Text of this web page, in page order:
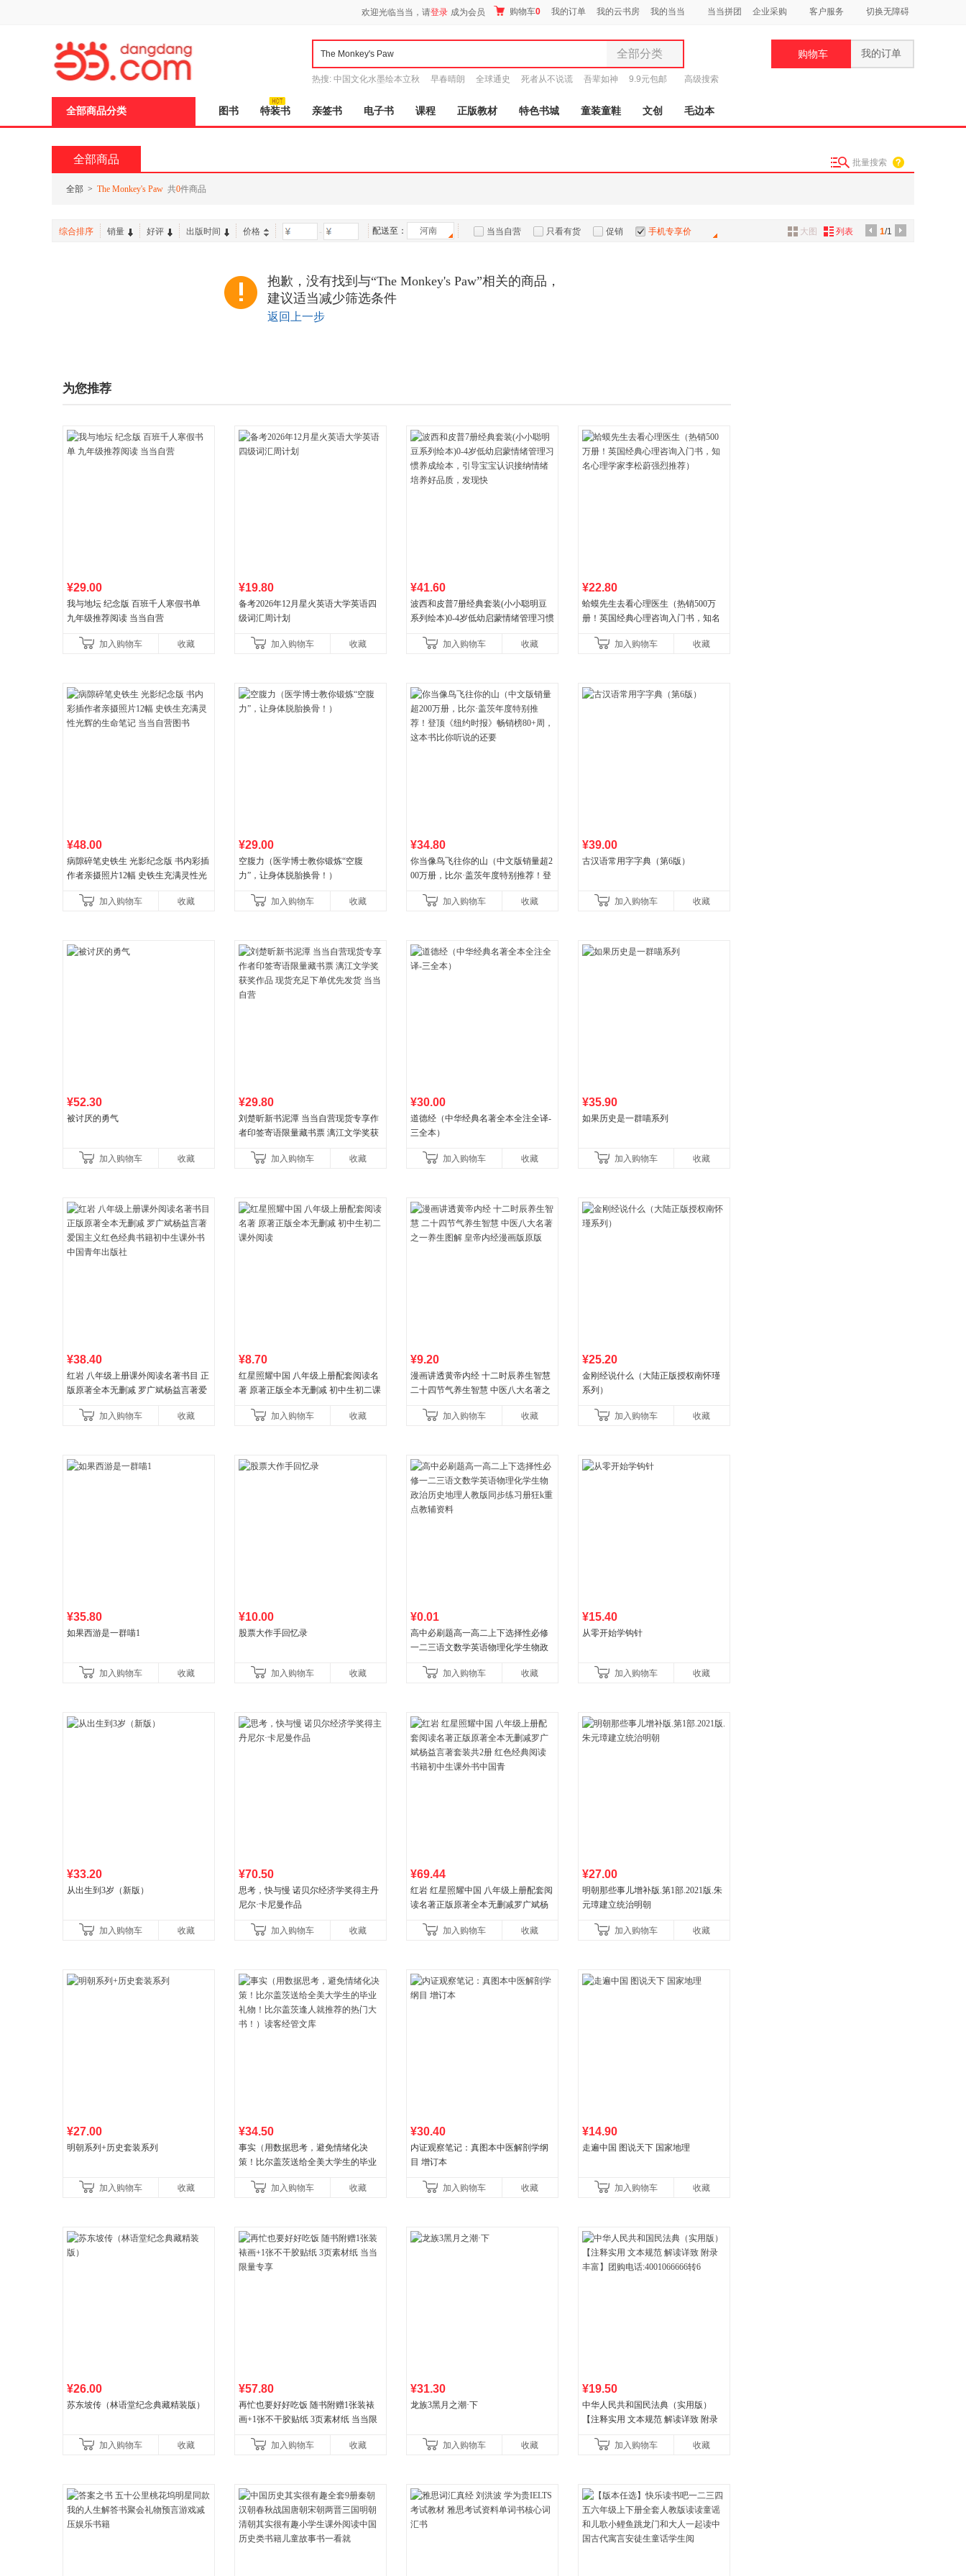
欢迎光临当当，请登录 成为会员 购物车0 我的订单 我的云书房 我的当当 当当拼团 企业采购 客户服务 切换无障碍
全部分类
全部分类
图书
电子书
孕婴服饰
数码影音
电脑办公
大家电
热搜: 中国文化水墨绘本立秋 早春晴朗 全球通史 死者从不说谎 吾辈如神 9.9元包邮 高级搜索
购物车 我的订单
全部商品分类 图书 特装书 亲签书 电子书 课程 正版教材 特色书城 童装童鞋 文创 毛边本
全部商品 批量搜索
全部 > The Monkey's Paw 共0件商品
综合排序 销量 好评 出版时间 价格 - 配送至： 河南 当当自营 只看有货 促销 手机专享价 1/1
大图 列表
抱歉，没有找到与“The Monkey's Paw”相关的商品，
建议适当减少筛选条件
返回上一步
为您推荐
¥29.00
我与地坛 纪念版 百班千人寒假书单
九年级推荐阅读 当当自营
加入购物车 收藏
¥19.80
备考2026年12月星火英语大学英语四
级词汇周计划
加入购物车 收藏
¥41.60
波西和皮普7册经典套装(小小聪明豆
系列绘本)0-4岁低幼启蒙情绪管理习惯
养好品质，发现快
加入购物车 收藏
¥22.80
蛤蟆先生去看心理医生（热销500万
册！英国经典心理咨询入门书，知名
加入购物车
收藏
¥48.00
病隙碎笔史铁生 光影纪念版 书内彩插
作者亲摄照片12幅 史铁生充满灵性光
加入购物车
收藏
¥29.00
空腹力（医学博士教你锻炼“空腹
力”，让身体脱胎换骨！）
加入购物车 收藏
¥34.80
你当像鸟飞往你的山（中文版销量超2
00万册，比尔·盖茨年度特别推荐！登
比你听说的还要
加入购物车 收藏
¥39.00
古汉语常用字字典（第6版）
加入购物车 收藏
¥52.30
被讨厌的勇气
加入购物车 收藏
¥29.80
刘楚昕新书泥潭 当当自营现货专享作
者印签寄语限量藏书票 漓江文学奖获
加入购物车 收藏
¥30.00
道德经（中华经典名著全本全注全译-
三全本）
加入购物车 收藏
¥35.90
如果历史是一群喵系列
加入购物车 收藏
¥38.40
红岩 八年级上册课外阅读名著书目 正
版原著全本无删减 罗广斌杨益言著爱
国青年出版社加入购物车 收藏
¥8.70
红星照耀中国 八年级上册配套阅读名
著 原著正版全本无删减 初中生初二课
加入购物车
收藏
¥9.20
漫画讲透黄帝内经 十二时辰养生智慧
二十四节气养生智慧 中医八大名著之
加入购物车
收藏
¥25.20
金刚经说什么（大陆正版授权南怀瑾
系列）
加入购物车 收藏
¥35.80
如果西游是一群喵1
加入购物车 收藏
¥10.00
股票大作手回忆录
加入购物车 收藏
¥0.01
高中必刷题高一高二上下选择性必修
一二三语文数学英语物理化学生物政
教辅资料加入购物车 收藏
¥15.40
从零开始学钩针
加入购物车 收藏
¥33.20
从出生到3岁（新版）
加入购物车 收藏
¥70.50
思考，快与慢 诺贝尔经济学奖得主丹
尼尔·卡尼曼作品
加入购物车 收藏
¥69.44
红岩 红星照耀中国 八年级上册配套阅
读名著正版原著全本无删减罗广斌杨
初中生课外书中国青
加入购物车 收藏
¥27.00
明朝那些事儿增补版.第1部.2021版.朱
元璋建立统治明朝
加入购物车 收藏
¥27.00
明朝系列+历史套装系列
加入购物车 收藏
¥34.50
事实（用数据思考，避免情绪化决
策！比尔盖茨送给全美大学生的毕业
书！）读客经管文库
加入购物车 收藏
¥30.40
内证观察笔记：真图本中医解剖学纲
目 增订本
加入购物车 收藏
¥14.90
走遍中国 图说天下 国家地理
加入购物车 收藏
¥26.00
苏东坡传（林语堂纪念典藏精装版）
加入购物车 收藏
¥57.80
再忙也要好好吃饭 随书附赠1张装裱
画+1张不干胶贴纸 3页素材纸 当当限
加入购物车
收藏
¥31.30
龙族3黑月之潮·下
加入购物车 收藏
¥19.50
中华人民共和国民法典（实用版）
【注释实用 文本规范 解读详致 附录
加入购物车
收藏
页